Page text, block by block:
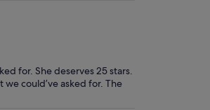
for. She deserves 25 stars.
could’ve asked for. The